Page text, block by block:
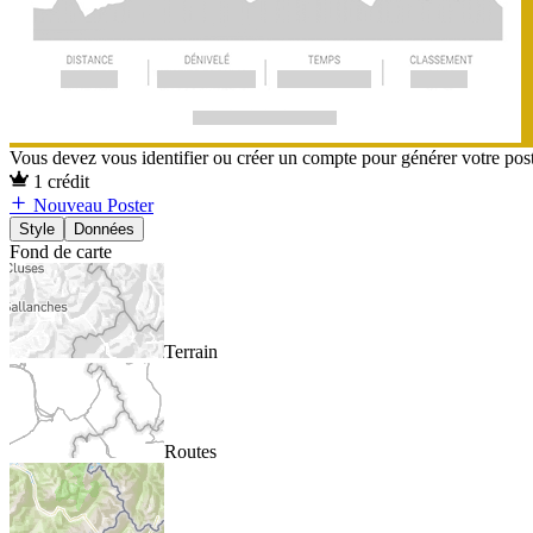
Vous devez vous identifier ou créer un compte pour générer votre
1 crédit
Nouveau Poster
Style Données
Fond de carte
Terrain
Routes